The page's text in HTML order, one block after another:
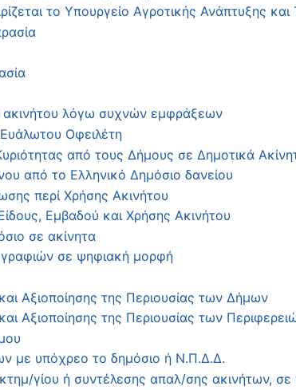
το Υπουργείο Αγροτικής Ανάπτυξης
λόγω συχνών εμφράξεων
Οφειλέτη
από τους Δήμους σε Δημοτικά
από το Ελληνικό Δημόσιο δανείου
περί Χρήσης Ακινήτου
Εμβαδού και Χρήσης Ακινήτου
σε ακίνητα
σε ψηφιακή μορφή
Αξιοποίησης της Περιουσίας των Δήμων
Αξιοποίησης της Περιουσίας των
με υπόχρεο το δημόσιο ή Ν.Π.Δ.Δ.
γίου ή συντέλεσης απαλ/σης ακινήτων, σε